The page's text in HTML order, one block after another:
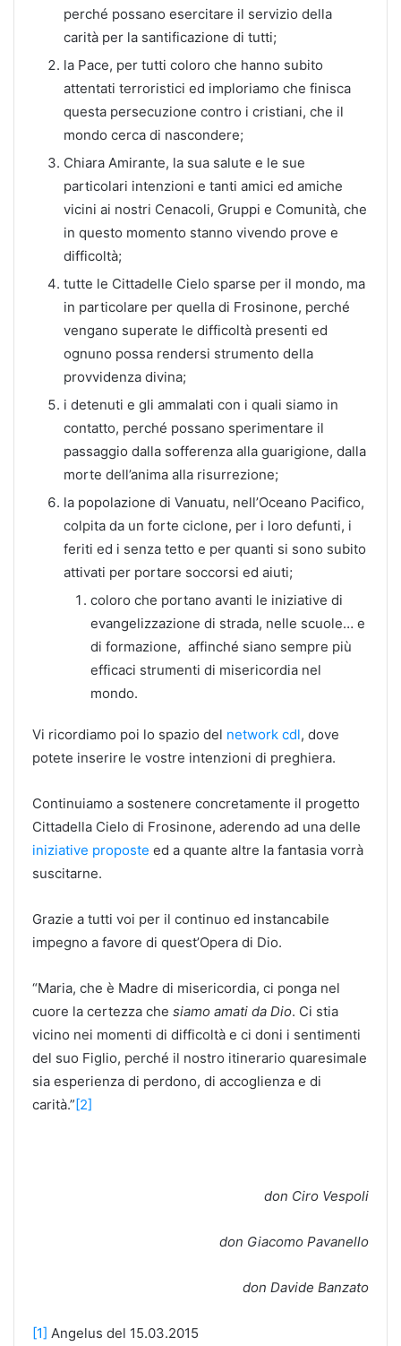
perché possano esercitare il servizio della
carità per la santificazione di tutti;
la Pace, per tutti coloro che hanno subito
attentati terroristici ed imploriamo che finisca
questa persecuzione contro i cristiani, che il
mondo cerca di nascondere;
Chiara Amirante, la sua salute e le sue
particolari intenzioni e tanti amici ed amiche
vicini ai nostri Cenacoli, Gruppi e Comunità, che
in questo momento stanno vivendo prove e
difficoltà;
tutte le Cittadelle Cielo sparse per il mondo, ma
in particolare per quella di Frosinone, perché
vengano superate le difficoltà presenti ed
ognuno possa rendersi strumento della
provvidenza divina;
i detenuti e gli ammalati con i quali siamo in
contatto, perché possano sperimentare il
passaggio dalla sofferenza alla guarigione, dalla
morte dell’anima alla risurrezione;
la popolazione di Vanuatu, nell’Oceano Pacifico,
colpita da un forte ciclone, per i loro defunti, i
feriti ed i senza tetto e per quanti si sono subito
attivati per portare soccorsi ed aiuti;
coloro che portano avanti le iniziative di
evangelizzazione di strada, nelle scuole… e
di formazione, affinché siano sempre più
efficaci strumenti di misericordia nel
mondo.
Vi ricordiamo poi lo spazio del network cdl, dove
potete inserire le vostre intenzioni di preghiera.
Continuiamo a sostenere concretamente il progetto
Cittadella Cielo di Frosinone, aderendo ad una delle
iniziative proposte ed a quante altre la fantasia vorrà
suscitarne.
Grazie a tutti voi per il continuo ed instancabile
impegno a favore di quest’Opera di Dio.
“Maria, che è Madre di misericordia, ci ponga nel
cuore la certezza che siamo amati da Dio. Ci stia
vicino nei momenti di difficoltà e ci doni i sentimenti
del suo Figlio, perché il nostro itinerario quaresimale
sia esperienza di perdono, di accoglienza e di
carità.”[2]
don Ciro Vespoli
don Giacomo Pavanello
don Davide Banzato
[1] Angelus del 15.03.2015